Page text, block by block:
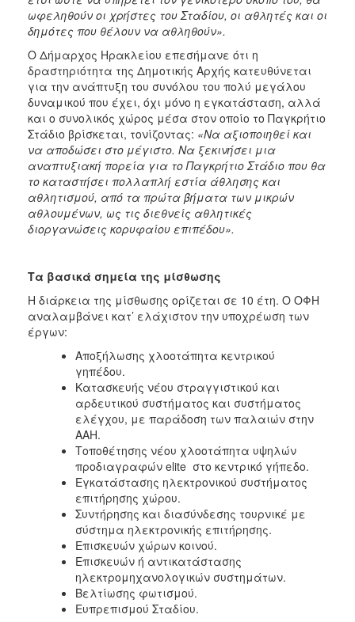
ωφεληθούν οι χρήστες του Σταδίου, οι αθλητές και οι
δημότες που θέλουν να αθληθούν».
Ο Δήμαρχος Ηρακλείου επεσήμανε ότι η
δραστηριότητα της Δημοτικής Αρχής κατευθύνεται
για την ανάπτυξη του συνόλου του πολύ μεγάλου
δυναμικού που έχει, όχι μόνο η εγκατάσταση, αλλά
και ο συνολικός χώρος μέσα στον οποίο το Παγκρήτιο
Στάδιο βρίσκεται, τονίζοντας: «Να αξιοποιηθεί και
να αποδώσει στο μέγιστο. Να ξεκινήσει μια
αναπτυξιακή πορεία για το Παγκρήτιο Στάδιο που θα
το καταστήσει πολλαπλή εστία άθλησης και
αθλητισμού, από τα πρώτα βήματα των μικρών
αθλουμένων, ως τις διεθνείς αθλητικές
διοργανώσεις κορυφαίου επιπέδου».
Τα βασικά σημεία της μίσθωσης
Η διάρκεια της μίσθωσης ορίζεται σε 10 έτη. Ο ΟΦΗ
αναλαμβάνει κατ’ ελάχιστον την υποχρέωση των
έργων:
Αποξήλωσης χλοοτάπητα κεντρικού
γηπέδου.
Κατασκευής νέου στραγγιστικού και
αρδευτικού συστήματος και συστήματος
ελέγχου, με παράδοση των παλαιών στην
ΑΑΗ.
Τοποθέτησης νέου χλοοτάπητα υψηλών
προδιαγραφών elite στο κεντρικό γήπεδο.
Εγκατάστασης ηλεκτρονικού συστήματος
επιτήρησης χώρου.
Συντήρησης και διασύνδεσης τουρνικέ με
σύστημα ηλεκτρονικής επιτήρησης.
Επισκευών χώρων κοινού.
Επισκευών ή αντικατάστασης
ηλεκτρομηχανολογικών συστημάτων.
Βελτίωσης φωτισμού.
Ευπρεπισμού Σταδίου.